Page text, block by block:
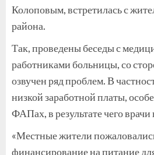
Колоповым, встретилась с
района.
Так, проведены беседы с
работниками больницы, со
озвучен ряд проблем. В
низкой заработной платы,
ФАПах, в результате чего врачи
«Местные жители
финансирование на питание